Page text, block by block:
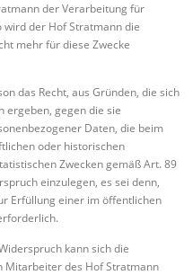
der Verarbeitung für
der Hof Stratmann die
mehr für diese Zwecke
das Recht, aus Gründen, die sich
ergeben, gegen die sie
Daten, die beim
oder historischen
Zwecken gemäß Art. 89
einzulegen, es sei denn,
Erfüllung einer im öffentlichen
kann sich die
Mitarbeiter des Hof Stratmann